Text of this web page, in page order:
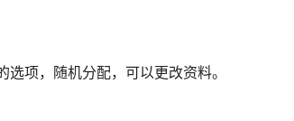
项，随机分配，可以更改资料。